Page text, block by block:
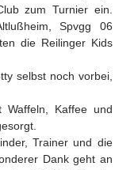
zum Turnier ein.
Spvgg 06
die Reilinger Kids
selbst noch vorbei,
Kaffee und
Trainer und die
Dank geht an